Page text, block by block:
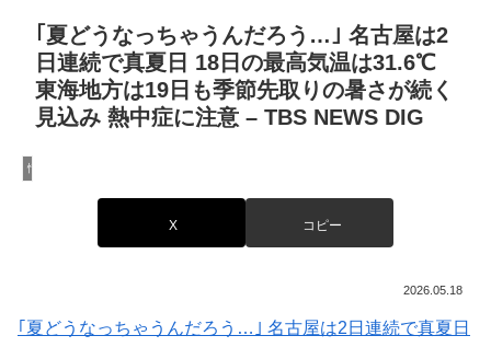
｢夏どうなっちゃうんだろう…｣ 名古屋は2
日連続で真夏日 18日の最高気温は31.6℃
東海地方は19日も季節先取りの暑さが続く
見込み 熱中症に注意 – TBS NEWS DIG
情報
X コピー
2026.05.18
｢夏どうなっちゃうんだろう…｣ 名古屋は2日連続で真夏日